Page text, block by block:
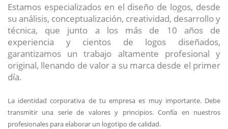
Estamos especializados en el diseño de logos, desde
su análisis, conceptualización, creatividad, desarrollo y
técnica, que junto a los más de 10 años de
experiencia y cientos de logos diseñados,
garantizamos un trabajo altamente profesional y
original, llenando de valor a su marca desde el primer
día.
La identidad corporativa de tu empresa es muy importante. Debe
transmitir una serie de valores y principios. Confía en nuestros
profesionales para elaborar un logotipo de calidad.